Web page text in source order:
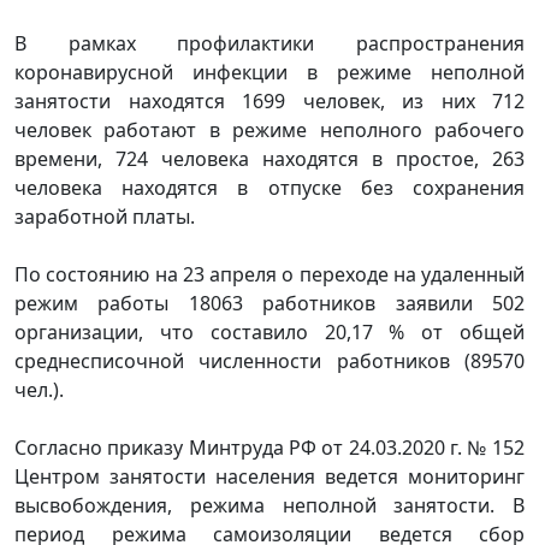
В рамках профилактики распространения
коронавирусной инфекции в режиме неполной
занятости находятся 1699 человек, из них 712
человек работают в режиме неполного рабочего
времени, 724 человека находятся в простое, 263
человека находятся в отпуске без сохранения
заработной платы.
По состоянию на 23 апреля о переходе на удаленный
режим работы 18063 работников заявили 502
организации, что составило 20,17 % от общей
среднесписочной численности работников (89570
чел.).
Согласно приказу Минтруда РФ от 24.03.2020 г. № 152
Центром занятости населения ведется мониторинг
высвобождения, режима неполной занятости. В
период режима самоизоляции ведется сбор